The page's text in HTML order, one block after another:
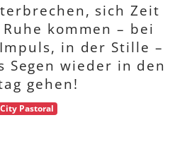
sich Zeit
kommen – bei
in der Stille –
Segen wieder in den
gehen!
City Pastoral